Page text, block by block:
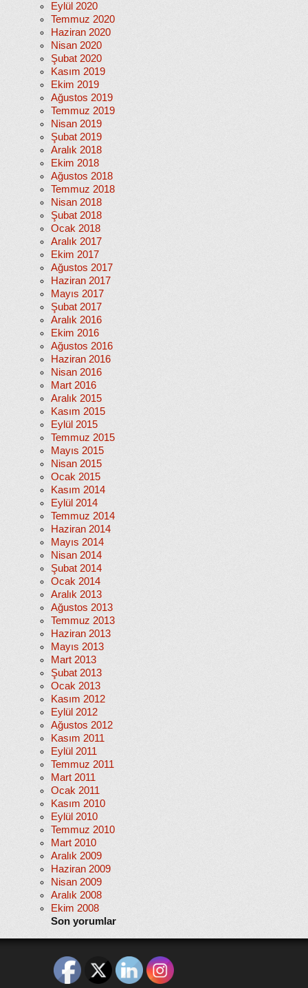
Eylül 2020
Temmuz 2020
Haziran 2020
Nisan 2020
Şubat 2020
Kasım 2019
Ekim 2019
Ağustos 2019
Temmuz 2019
Nisan 2019
Şubat 2019
Aralık 2018
Ekim 2018
Ağustos 2018
Temmuz 2018
Nisan 2018
Şubat 2018
Ocak 2018
Aralık 2017
Ekim 2017
Ağustos 2017
Haziran 2017
Mayıs 2017
Şubat 2017
Aralık 2016
Ekim 2016
Ağustos 2016
Haziran 2016
Nisan 2016
Mart 2016
Aralık 2015
Kasım 2015
Eylül 2015
Temmuz 2015
Mayıs 2015
Nisan 2015
Ocak 2015
Kasım 2014
Eylül 2014
Temmuz 2014
Haziran 2014
Mayıs 2014
Nisan 2014
Şubat 2014
Ocak 2014
Aralık 2013
Ağustos 2013
Temmuz 2013
Haziran 2013
Mayıs 2013
Mart 2013
Şubat 2013
Ocak 2013
Kasım 2012
Eylül 2012
Ağustos 2012
Kasım 2011
Eylül 2011
Temmuz 2011
Mart 2011
Ocak 2011
Kasım 2010
Eylül 2010
Temmuz 2010
Mart 2010
Aralık 2009
Haziran 2009
Nisan 2009
Aralık 2008
Ekim 2008
Son yorumlar